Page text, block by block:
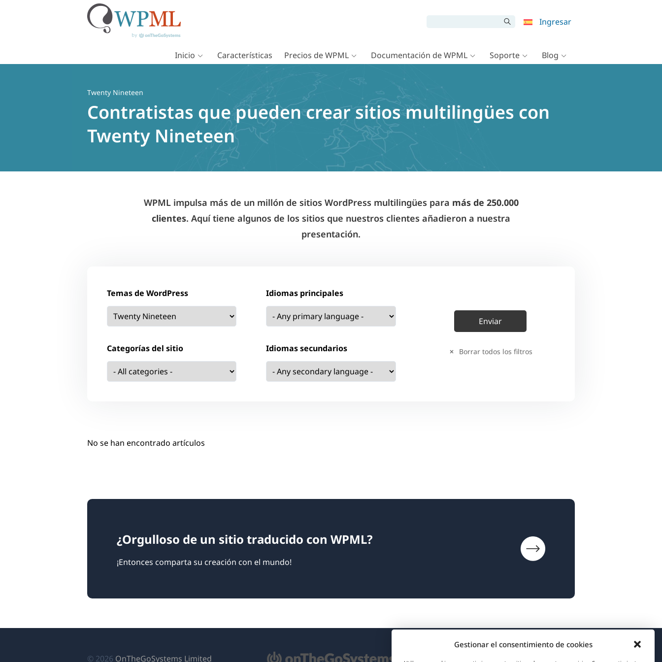
Gestionar el consentimiento de cookies
Ingresar
Inicio Características Precios de WPML Documentación de WPML Soporte Blog
Twenty Nineteen
Contratistas que pueden crear sitios multilingües con
Twenty Nineteen
WPML impulsa más de un millón de sitios WordPress multilingües para más de 250.000
clientes. Aquí tiene algunos de los sitios que nuestros clientes añadieron a nuestra
presentación.
Temas de WordPress
Categorías del sitio
Idiomas principales
Idiomas secundarios Borrar todos los filtros
No se han encontrado artículos
¿Orgulloso de un sitio traducido con WPML?
¡Entonces comparta su creación con el mundo!
© 2026 OnTheGoSystems Limited Acerca de WPML